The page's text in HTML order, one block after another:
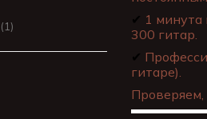
(1)
✔ 1
300 гитар.
✔
гитаре).